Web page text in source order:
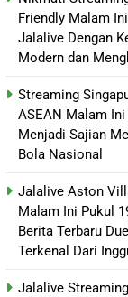
Friendly Malam
Jalalive Dengan
Modern dan
Streaming
ASEAN Malam
Menjadi Sajian
Bola Nasional
Jalalive Aston
Malam Ini Pukul
Berita Terbaru
Terkenal Dari
Jalalive